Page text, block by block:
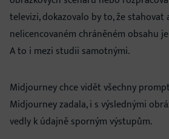
televizi, dokazovalo by to, že stahovat
nelicencovaném chráněném obsahu
A to i mezi studii samotnými.
Midjourney chce vidět všechny
Midjourney zadala, i s výslednými
vedly k údajně sporným výstupům.